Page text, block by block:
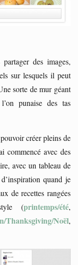
des images,
sur lesquels il peut
sorte de mur géant
punaise des tas
créer pleins de
commencé avec des
avec un tableau de
quand je
de recettes rangées
(printemps/été,
Noël,